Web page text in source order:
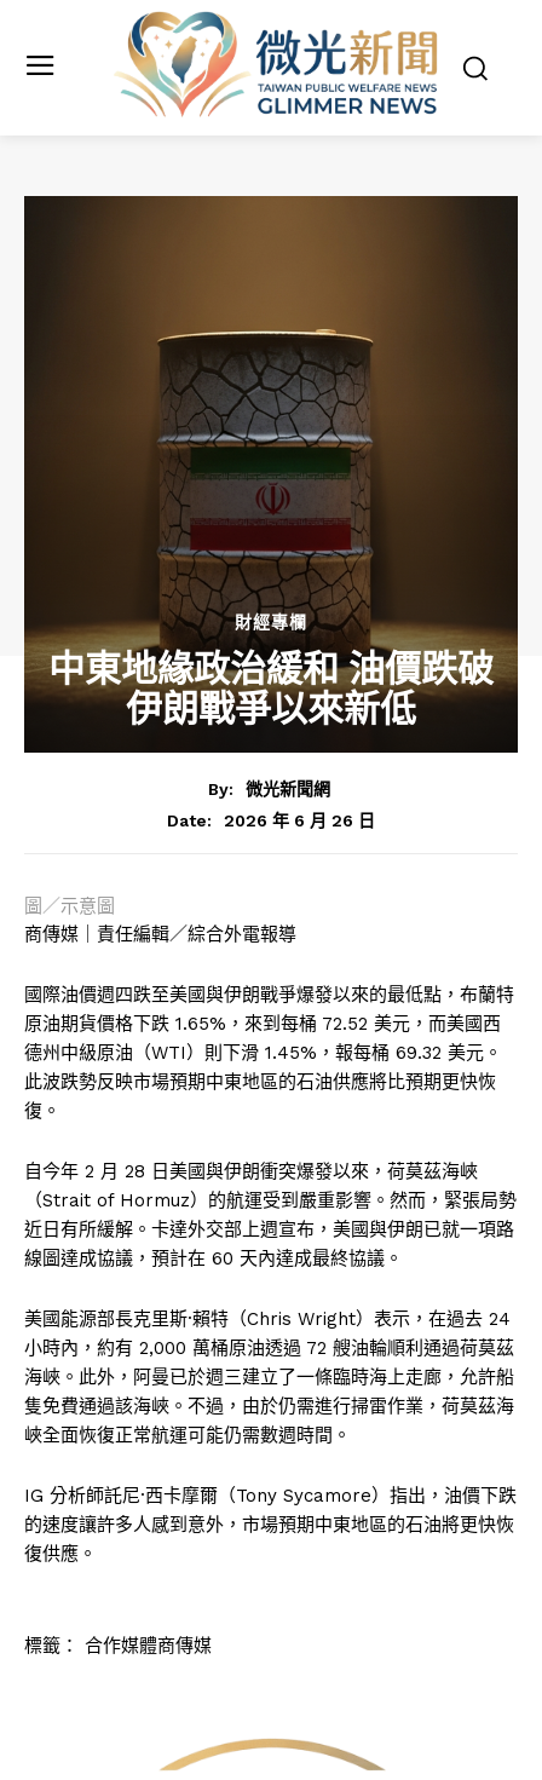
財經專欄
中東地緣政治緩和 油價跌破
伊朗戰爭以來新低
By:
微光新聞網
Date:
2026 年 6 月 26 日
圖／示意圖
商傳媒｜責任編輯／綜合外電報導
國際油價週四跌至美國與伊朗戰爭爆發以來的最低點，布蘭特
原油期貨價格下跌 1.65%，來到每桶 72.52 美元，而美國西
德州中級原油（WTI）則下滑 1.45%，報每桶 69.32 美元。
此波跌勢反映市場預期中東地區的石油供應將比預期更快恢
復。
自今年 2 月 28 日美國與伊朗衝突爆發以來，荷莫茲海峽
（Strait of Hormuz）的航運受到嚴重影響。然而，緊張局勢
近日有所緩解。卡達外交部上週宣布，美國與伊朗已就一項路
線圖達成協議，預計在 60 天內達成最終協議。
美國能源部長克里斯·賴特（Chris Wright）表示，在過去 24
小時內，約有 2,000 萬桶原油透過 72 艘油輪順利通過荷莫茲
海峽。此外，阿曼已於週三建立了一條臨時海上走廊，允許船
隻免費通過該海峽。不過，由於仍需進行掃雷作業，荷莫茲海
峽全面恢復正常航運可能仍需數週時間。
IG 分析師託尼·西卡摩爾（Tony Sycamore）指出，油價下跌
的速度讓許多人感到意外，市場預期中東地區的石油將更快恢
復供應。
標籤： 合作媒體商傳媒